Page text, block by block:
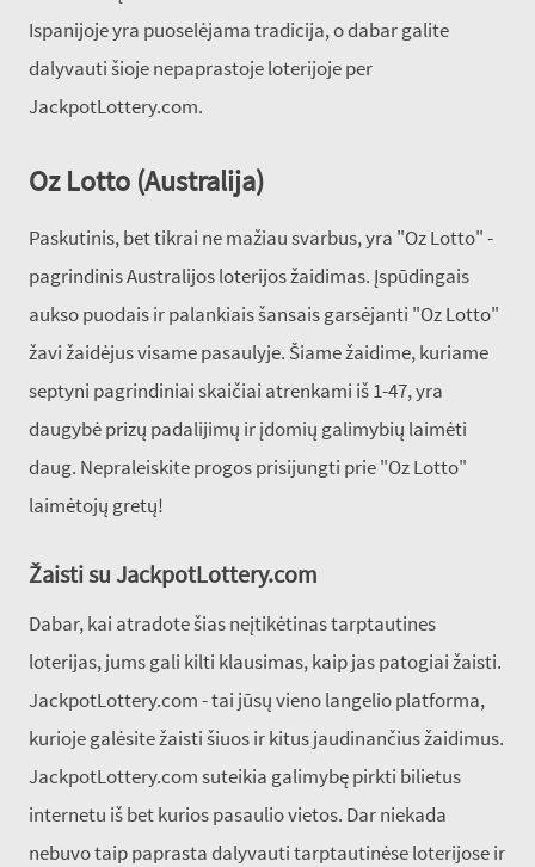
Ispanijoje yra puoselėjama tradicija, o dabar galite
dalyvauti šioje nepaprastoje loterijoje per
JackpotLottery.com.
Oz Lotto (Australija)
Paskutinis, bet tikrai ne mažiau svarbus, yra "Oz Lotto" -
pagrindinis Australijos loterijos žaidimas. Įspūdingais
aukso puodais ir palankiais šansais garsėjanti "Oz Lotto"
žavi žaidėjus visame pasaulyje. Šiame žaidime, kuriame
septyni pagrindiniai skaičiai atrenkami iš 1-47, yra
daugybė prizų padalijimų ir įdomių galimybių laimėti
daug. Nepraleiskite progos prisijungti prie "Oz Lotto"
laimėtojų gretų!
Žaisti su JackpotLottery.com
Dabar, kai atradote šias neįtikėtinas tarptautines
loterijas, jums gali kilti klausimas, kaip jas patogiai žaisti.
JackpotLottery.com - tai jūsų vieno langelio platforma,
kurioje galėsite žaisti šiuos ir kitus jaudinančius žaidimus.
JackpotLottery.com suteikia galimybę pirkti bilietus
internetu iš bet kurios pasaulio vietos. Dar niekada
nebuvo taip paprasta dalyvauti tarptautinėse loterijose ir